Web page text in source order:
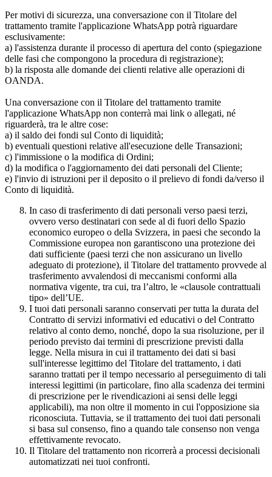
Per motivi di sicurezza, una conversazione con il Titolare del
trattamento tramite l'applicazione WhatsApp potrà riguardare
esclusivamente:
a) l'assistenza durante il processo di apertura del conto (spiegazione
delle fasi che compongono la procedura di registrazione);
b) la risposta alle domande dei clienti relative alle operazioni di
OANDA.
Una conversazione con il Titolare del trattamento tramite
l'applicazione WhatsApp non conterrà mai link o allegati, né
riguarderà, tra le altre cose:
a) il saldo dei fondi sul Conto di liquidità;
b) eventuali questioni relative all'esecuzione delle Transazioni;
c) l'immissione o la modifica di Ordini;
d) la modifica o l'aggiornamento dei dati personali del Cliente;
e) l'invio di istruzioni per il deposito o il prelievo di fondi da/verso il
Conto di liquidità.
In caso di trasferimento di dati personali verso paesi terzi,
ovvero verso destinatari con sede al di fuori dello Spazio
economico europeo o della Svizzera, in paesi che secondo la
Commissione europea non garantiscono una protezione dei
dati sufficiente (paesi terzi che non assicurano un livello
adeguato di protezione), il Titolare del trattamento provvede al
trasferimento avvalendosi di meccanismi conformi alla
normativa vigente, tra cui, tra l’altro, le «clausole contrattuali
tipo» dell’UE.
I tuoi dati personali saranno conservati per tutta la durata del
Contratto di servizi informativi ed educativi o del Contratto
relativo al conto demo, nonché, dopo la sua risoluzione, per il
periodo previsto dai termini di prescrizione previsti dalla
legge. Nella misura in cui il trattamento dei dati si basi
sull'interesse legittimo del Titolare del trattamento, i dati
saranno trattati per il tempo necessario al perseguimento di tali
interessi legittimi (in particolare, fino alla scadenza dei termini
di prescrizione per le rivendicazioni ai sensi delle leggi
applicabili), ma non oltre il momento in cui l'opposizione sia
riconosciuta. Tuttavia, se il trattamento dei tuoi dati personali
si basa sul consenso, fino a quando tale consenso non venga
effettivamente revocato.
Il Titolare del trattamento non ricorrerà a processi decisionali
automatizzati nei tuoi confronti.